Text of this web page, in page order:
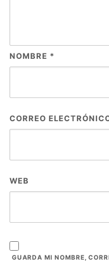
NOMBRE *
CORREO
WEB
GUARDA MI NOMBRE,